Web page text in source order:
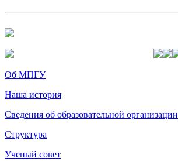
Об МПГУ
Наша история
Сведения об образовательной организации
Структура
Ученый совет